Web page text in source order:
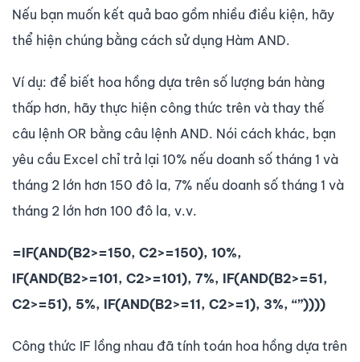
Nếu bạn muốn kết quả bao gồm nhiều điều kiện, hãy
thể hiện chúng bằng cách sử dụng Hàm AND.
Ví dụ: để biết hoa hồng dựa trên số lượng bán hàng
thấp hơn, hãy thực hiện công thức trên và thay thế
câu lệnh OR bằng câu lệnh AND. Nói cách khác, bạn
yêu cầu Excel chỉ trả lại 10% nếu doanh số tháng 1 và
tháng 2 lớn hơn 150 đô la, 7% nếu doanh số tháng 1 và
tháng 2 lớn hơn 100 đô la, v.v.
=IF(AND(B2>=150, C2>=150), 10%,
IF(AND(B2>=101, C2>=101), 7%, IF(AND(B2>=51,
C2>=51), 5%, IF(AND(B2>=11, C2>=1), 3%, “”))))
Công thức IF lồng nhau đã tính toán hoa hồng dựa trên